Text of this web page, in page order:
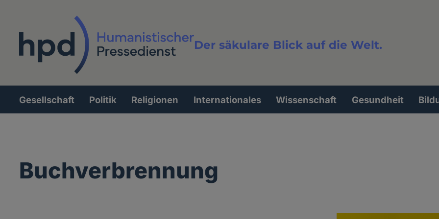
Der säkulare Blick auf die Welt.
Volltextsuche
Hauptnavigation
Gesellschaft Politik Religionen Internationales Wissenschaft Gesundheit
Buchverbrennung